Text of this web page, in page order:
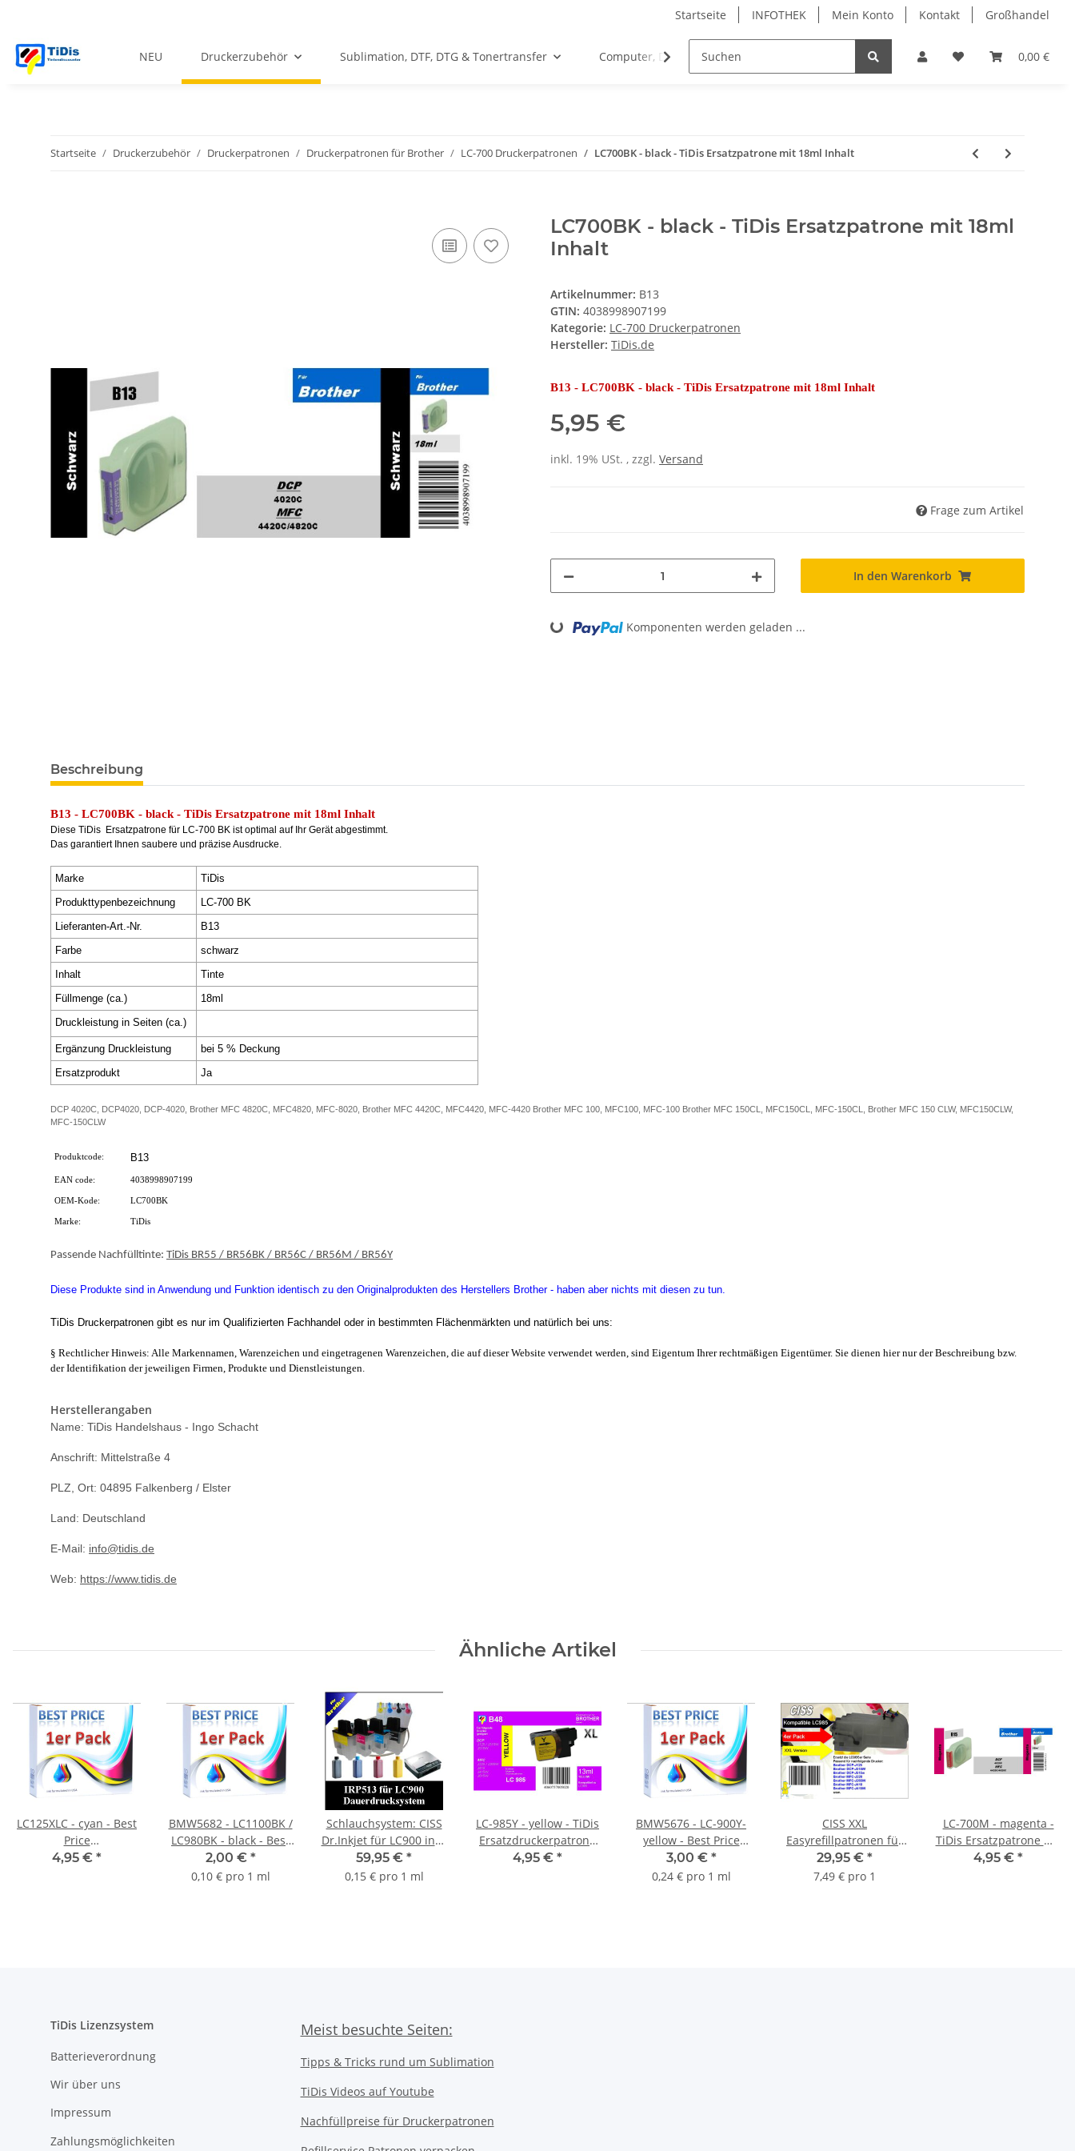
Startseite INFOTHEK Mein Konto Kontakt Großhandel
0,00 €
NEU Druckerzubehör Sublimation, DTF, DTG & Tonertransfer Computer, Drucker & Bürobedarf PVC Kartendrucker & Zubehör TiDis
Startseite Druckerzubehör Druckerpatronen Druckerpatronen für Brother LC-700 Druckerpatronen LC700BK - black - TiDis Ersatzpatrone mit 18ml Inhalt
LC700BK - black - TiDis Ersatzpatrone mit 18ml
Inhalt
Artikelnummer: B13
GTIN: 4038998907199
Kategorie: LC-700 Druckerpatronen
Hersteller: TiDis.de
B13 - LC700BK - black - TiDis Ersatzpatrone mit 18ml Inhalt
5,95 €
inkl. 19% USt. , zzgl. Versand
Frage zum Artikel
In den Warenkorb
Loading... Komponenten werden geladen ...
Beschreibung
B13 - LC700BK - black - TiDis Ersatzpatrone mit 18ml Inhalt
Diese TiDis Ersatzpatrone für LC-700 BK ist optimal auf Ihr Gerät abgestimmt.
Das garantiert Ihnen saubere und präzise Ausdrucke.
Marke
TiDis
Produkttypenbezeichnung
LC-700 BK
Lieferanten-Art.-Nr.
B13
Farbe
schwarz
Inhalt
Tinte
Füllmenge (ca.)
18ml
Druckleistung in Seiten (ca.)
Ergänzung Druckleistung
bei 5 % Deckung
Ersatzprodukt
Ja
DCP 4020C, DCP4020, DCP-4020, Brother MFC 4820C, MFC4820, MFC-8020, Brother MFC 4420C, MFC4420, MFC-4420 Brother MFC 100, MFC100, MFC-100 Brother MFC 150CL, MFC150CL, MFC-150CL, Brother MFC 150 CLW, MFC150CLW,
MFC-150CLW
Produktcode: B13
EAN code: 4038998907199
OEM-Kode: LC700BK
Marke: TiDis
Passende Nachfülltinte: TiDis BR55 / BR56BK / BR56C / BR56M / BR56Y
Diese Produkte sind in Anwendung und Funktion identisch zu den Originalprodukten des Herstellers Brother - haben aber nichts mit diesen zu tun.
TiDis Druckerpatronen gibt es nur im Qualifizierten Fachhandel oder in bestimmten Flächenmärkten und natürlich bei uns:
§ Rechtlicher Hinweis: Alle Markennamen, Warenzeichen und eingetragenen Warenzeichen, die auf dieser Website verwendet werden, sind Eigentum Ihrer rechtmäßigen Eigentümer. Sie dienen hier nur der Beschreibung bzw.
der Identifikation der jeweiligen Firmen, Produkte und Dienstleistungen.
Herstellerangaben
Name: TiDis Handelshaus - Ingo Schacht
Anschrift: Mittelstraße 4
PLZ, Ort: 04895 Falkenberg / Elster
Land: Deutschland
E-Mail: info@tidis.de
Web: https://www.tidis.de
Ähnliche Artikel
LC125XLC - cyan - Best
Price
Ersatzdruckerpatrone
4,95 € *
BMW5682 - LC1100BK /
LC980BK - black - Best
Price Ersatzpatrone mit
20ml Inhalt
2,00 € *
0,10 € pro 1 ml
Schlauchsystem: CISS
Dr.Inkjet für LC900 inkl.
400ml Premium
Nachfülltinte
59,95 € *
0,15 € pro 1 ml
LC-985Y - yellow - TiDis
Ersatzdruckerpatrone
für ca. 400 Seiten
4,95 € *
BMW5676 - LC-900Y-
yellow - Best Price
Ersatzdruckerpatrone
mit 12,5ml Inhalt
3,00 € *
0,24 € pro 1 ml
CISS XXL
Easyrefillpatronen für
LC-985 - Leerpatronen
29,95 € *
7,49 € pro 1
LC-700M - magenta -
TiDis Ersatzpatrone mit
16ml Inhalt
4,95 € *
TiDis Lizenzsystem
Batterieverordnung
Wir über uns
Impressum
Zahlungsmöglichkeiten
Meist besuchte Seiten:
Tipps & Tricks rund um Sublimation
TiDis Videos auf Youtube
Nachfüllpreise für Druckerpatronen